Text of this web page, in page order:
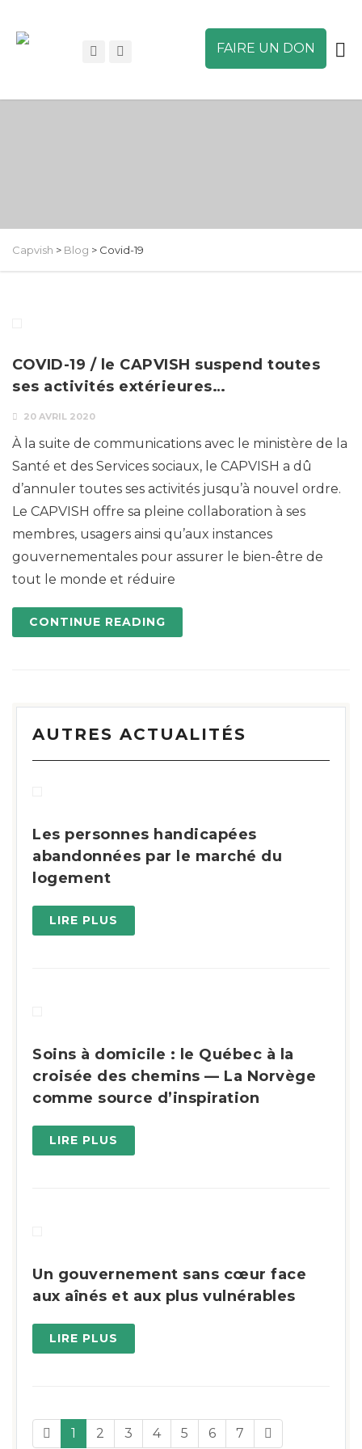
FAIRE UN DON
Capvish > Blog > Covid-19
COVID-19 / le CAPVISH suspend toutes
ses activités extérieures…
20 AVRIL 2020
À la suite de communications avec le ministère de la
Santé et des Services sociaux, le CAPVISH a dû
d’annuler toutes ses activités jusqu’à nouvel ordre.
Le CAPVISH offre sa pleine collaboration à ses
membres, usagers ainsi qu’aux instances
gouvernementales pour assurer le bien-être de
tout le monde et réduire
CONTINUE READING
AUTRES ACTUALITÉS
Les personnes handicapées
abandonnées par le marché du
logement
LIRE PLUS
Soins à domicile : le Québec à la
croisée des chemins — La Norvège
comme source d’inspiration
LIRE PLUS
Un gouvernement sans cœur face
aux aînés et aux plus vulnérables
LIRE PLUS
1 2 3 4 5 6 7